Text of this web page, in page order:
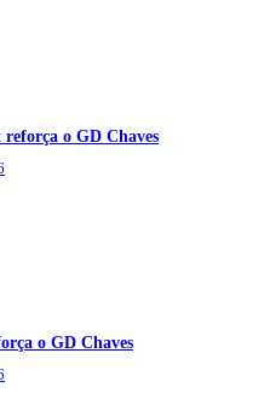
o GD Chaves
o GD Chaves